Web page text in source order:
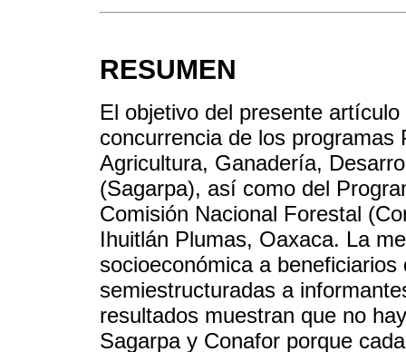
RESUMEN
El objetivo del presente
concurrencia de los
Agricultura, Ganadería,
(Sagarpa), así como del
Comisión Nacional Forestal
Ihuitlán Plumas, Oaxaca. La
socioeconómica a
semiestructuradas a
resultados muestran que no
Sagarpa y Conafor porque